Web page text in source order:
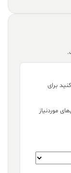
برای
موردنیاز